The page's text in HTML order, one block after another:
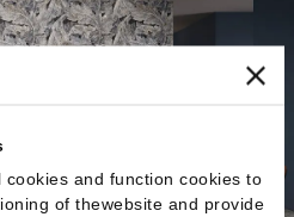
and function cookies to
of thewebsite and provide